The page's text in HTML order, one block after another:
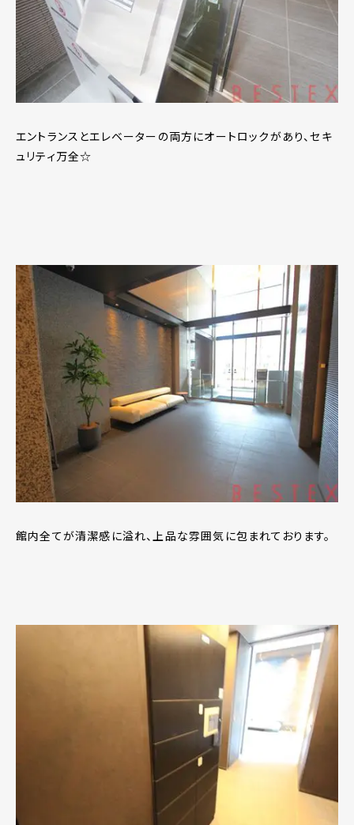
エントランスとエレベーターの両方にオートロックがあり、セキ
ュリティ万全☆
館内全てが清潔感に溢れ、上品な雰囲気に包まれております。